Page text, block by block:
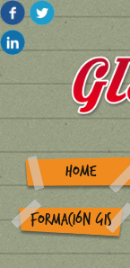
HOME
FORMACIÓN GIS